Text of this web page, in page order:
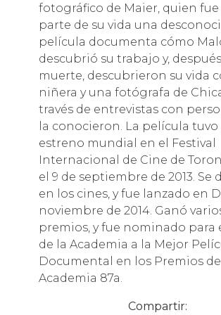
fotográfico de Maier, quien
parte de su vida una
película documenta cómo
descubrió su trabajo y,
muerte, descubrieron su vida
niñera y una fotógrafa de
través de entrevistas con
la conocieron. La película tuvo
estreno mundial en el Festival
Internacional de Cine de
el 9 de septiembre de 2013. Se
en los cines, y fue lanzado en
noviembre de 2014. Ganó
premios, y fue nominado para
de la Academia a la Mejor
Documental en los Premios
Academia 87a.
Compartir: